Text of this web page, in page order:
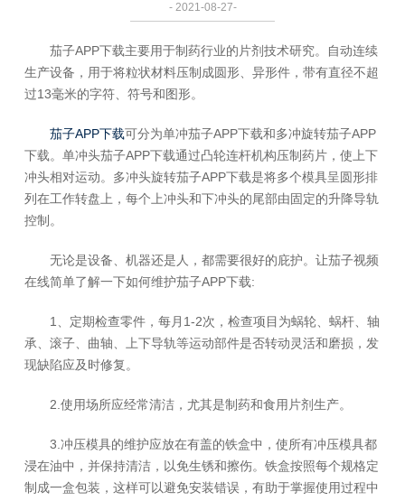
- 2021-08-27-
茄子APP下载主要用于制药行业的片剂技术研究。自动连续
生产设备，用于将粒状材料压制成圆形、异形件，带有直径不超
过13毫米的字符、符号和图形。
茄子APP下载可分为单冲茄子APP下载和多冲旋转茄子APP
下载。单冲头茄子APP下载通过凸轮连杆机构压制药片，使上下
冲头相对运动。多冲头旋转茄子APP下载是将多个模具呈圆形排
列在工作转盘上，每个上冲头和下冲头的尾部由固定的升降导轨
控制。
无论是设备、机器还是人，都需要很好的庇护。让茄子视频
在线简单了解一下如何维护茄子APP下载:
1、定期检查零件，每月1-2次，检查项目为蜗轮、蜗杆、轴
承、滚子、曲轴、上下导轨等运动部件是否转动灵活和磨损，发
现缺陷应及时修复。
2.使用场所应经常清洁，尤其是制药和食用片剂生产。
3.冲压模具的维护应放在有盖的铁盒中，使所有冲压模具都
浸在油中，并保持清洁，以免生锈和擦伤。铁盒按照每个规格定
制成一盒包装，这样可以避免安装错误，有助于掌握使用过程中